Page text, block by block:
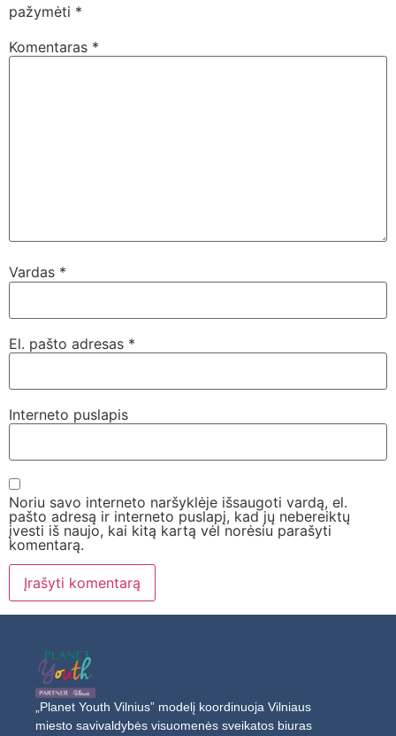
pažymėti *
Komentaras *
Vardas *
El. pašto adresas *
Interneto puslapis
Noriu savo interneto naršyklėje išsaugoti vardą, el.
pašto adresą ir interneto puslapį, kad jų nebereiktų
įvesti iš naujo, kai kitą kartą vėl norėsiu parašyti
komentarą.
„Planet Youth Vilnius” modelį koordinuoja Vilniaus
miesto savivaldybės visuomenės sveikatos biuras